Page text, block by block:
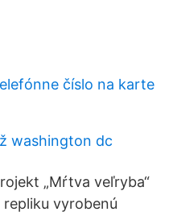
číslo na karte
washington dc
„Mŕtva veľryba“
vyrobenú